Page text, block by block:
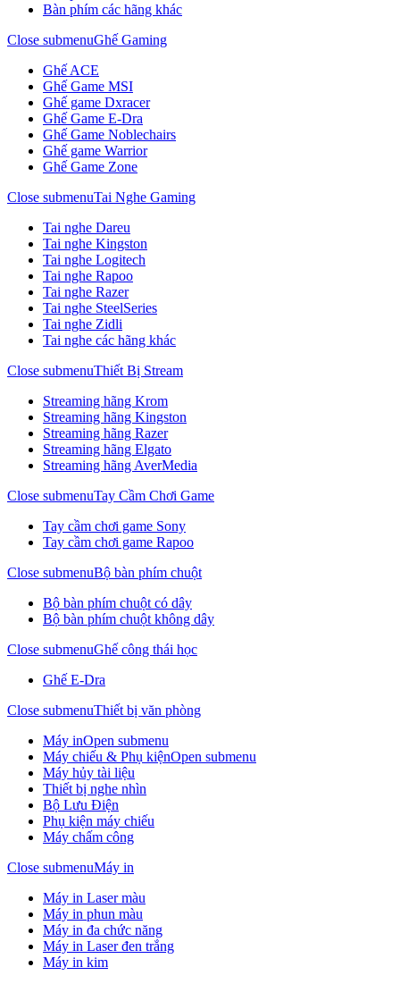
Bàn phím các hãng khác
Close submenuGhế Gaming
Ghế ACE
Ghế Game MSI
Ghế game Dxracer
Ghế Game E-Dra
Ghế Game Noblechairs
Ghế game Warrior
Ghế Game Zone
Close submenuTai Nghe Gaming
Tai nghe Dareu
Tai nghe Kingston
Tai nghe Logitech
Tai nghe Rapoo
Tai nghe Razer
Tai nghe SteelSeries
Tai nghe Zidli
Tai nghe các hãng khác
Close submenuThiết Bị Stream
Streaming hãng Krom
Streaming hãng Kingston
Streaming hãng Razer
Streaming hãng Elgato
Streaming hãng AverMedia
Close submenuTay Cầm Chơi Game
Tay cầm chơi game Sony
Tay cầm chơi game Rapoo
Close submenuBộ bàn phím chuột
Bộ bàn phím chuột có dây
Bộ bàn phím chuột không dây
Close submenuGhế công thái học
Ghế E-Dra
Close submenuThiết bị văn phòng
Máy inOpen submenu
Máy chiếu & Phụ kiệnOpen submenu
Máy hủy tài liệu
Thiết bị nghe nhìn
Bộ Lưu Điện
Phụ kiện máy chiếu
Máy chấm công
Close submenuMáy in
Máy in Laser màu
Máy in phun màu
Máy in đa chức năng
Máy in Laser đen trắng
Máy in kim